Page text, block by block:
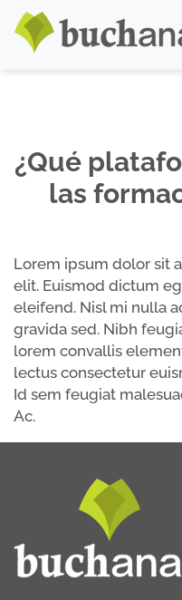
¿Qué
las
Lorem ipsum dolor sit
elit. Euismod dictum
eleifend. Nisl mi nulla
gravida sed. Nibh
lorem convallis
lectus consectetur
Id sem feugiat
Ac.